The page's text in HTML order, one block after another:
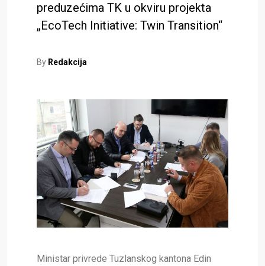
preduzećima TK u okviru projekta
„EcoTech Initiative: Twin Transition“
By Redakcija
Ministar privrede Tuzlanskog kantona Edin